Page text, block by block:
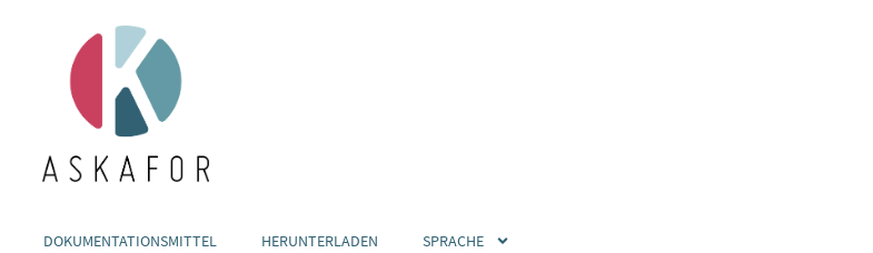
DOKUMENTATIONSMITTEL HERUNTERLADEN SPRACHE